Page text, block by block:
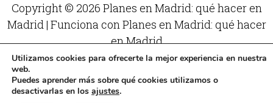
Copyright © 2026 Planes en Madrid: qué hacer en
Madrid | Funciona con Planes en Madrid: qué hacer
en Madrid
Utilizamos cookies para ofrecerte la mejor experiencia en nuestra
web.
Puedes aprender más sobre qué cookies utilizamos o
desactivarlas en los ajustes.